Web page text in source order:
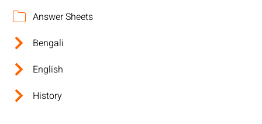
Answer Sheets
Bengali
English
History